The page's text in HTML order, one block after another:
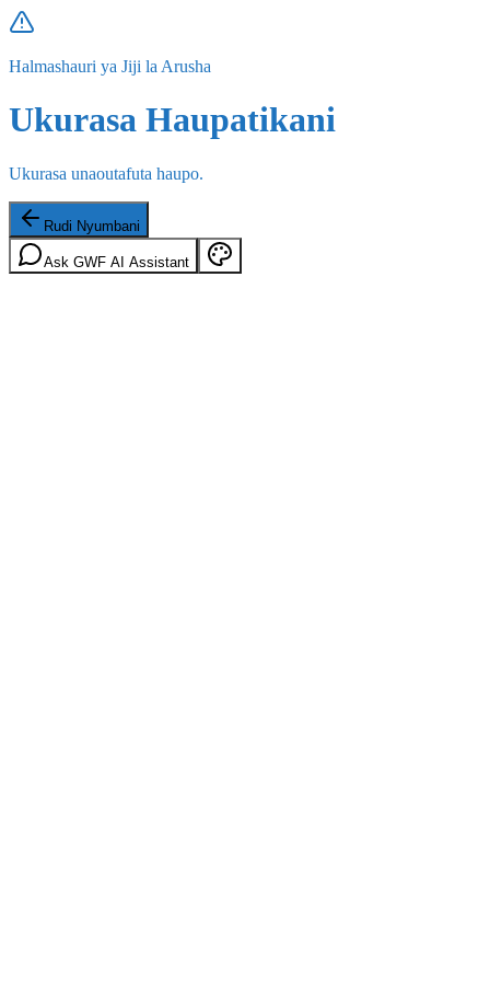
Halmashauri ya Jiji la Arusha
Ukurasa Haupatikani
Ukurasa unaoutafuta haupo.
Rudi Nyumbani
Ask GWF AI Assistant